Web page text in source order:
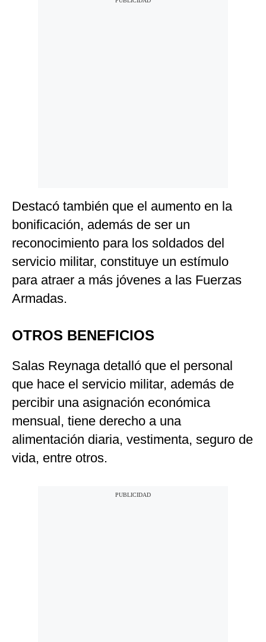
Destacó también que el aumento en la
bonificación, además de ser un
reconocimiento para los soldados del
servicio militar, constituye un estímulo
para atraer a más jóvenes a las Fuerzas
Armadas.
OTROS BENEFICIOS
Salas Reynaga detalló que el personal
que hace el servicio militar, además de
percibir una asignación económica
mensual, tiene derecho a una
alimentación diaria, vestimenta, seguro de
vida, entre otros.